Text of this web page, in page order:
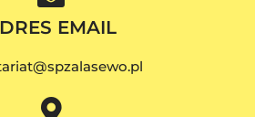
EMAIL